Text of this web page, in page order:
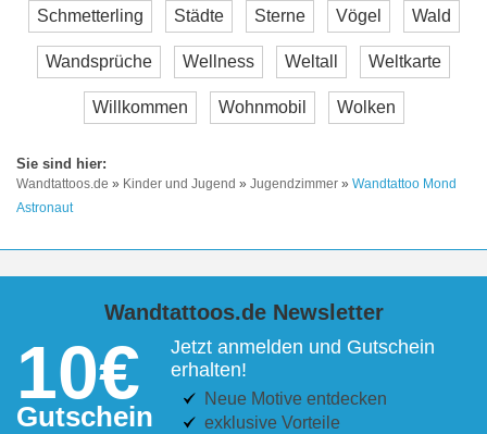
Schmetterling Städte Sterne Vögel Wald
Wandsprüche Wellness Weltall Weltkarte
Willkommen Wohnmobil Wolken
Wandtattoos.de » Kinder und Jugend » Jugendzimmer » Wandtattoo Mond
Astronaut
Wandtattoos.de Newsletter
10€
Gutschein
Jetzt anmelden und Gutschein
erhalten!
Neue Motive entdecken
exklusive Vorteile